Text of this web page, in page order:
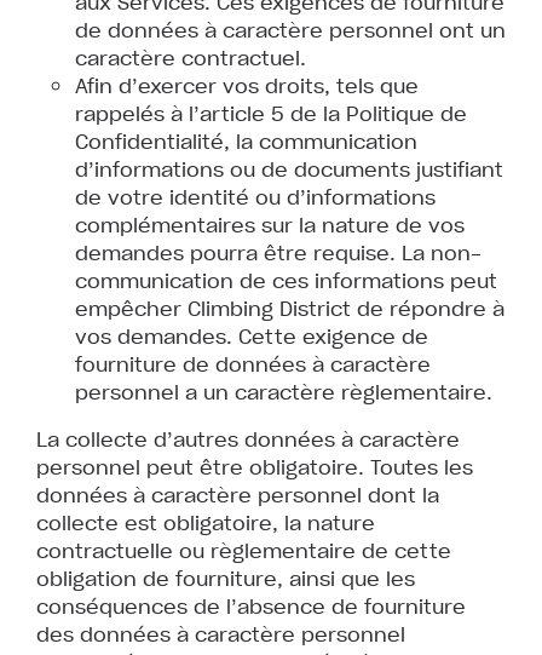
de données à caractère personnel ont un
caractère contractuel.
Afin d’exercer vos droits, tels que
rappelés à l’article 5 de la Politique de
Confidentialité, la communication
d’informations ou de documents justifiant
de votre identité ou d’informations
complémentaires sur la nature de vos
demandes pourra être requise. La non-
communication de ces informations peut
empêcher Climbing District de répondre à
vos demandes. Cette exigence de
fourniture de données à caractère
personnel a un caractère règlementaire.
La collecte d’autres données à caractère
personnel peut être obligatoire. Toutes les
données à caractère personnel dont la
collecte est obligatoire, la nature
contractuelle ou règlementaire de cette
obligation de fourniture, ainsi que les
conséquences de l’absence de fourniture
des données à caractère personnel